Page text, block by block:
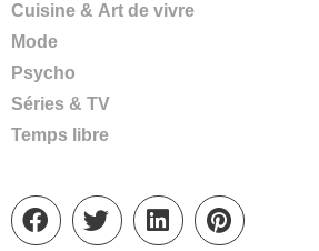
Cuisine & Art de vivre
Mode
Psycho
Séries & TV
Temps libre